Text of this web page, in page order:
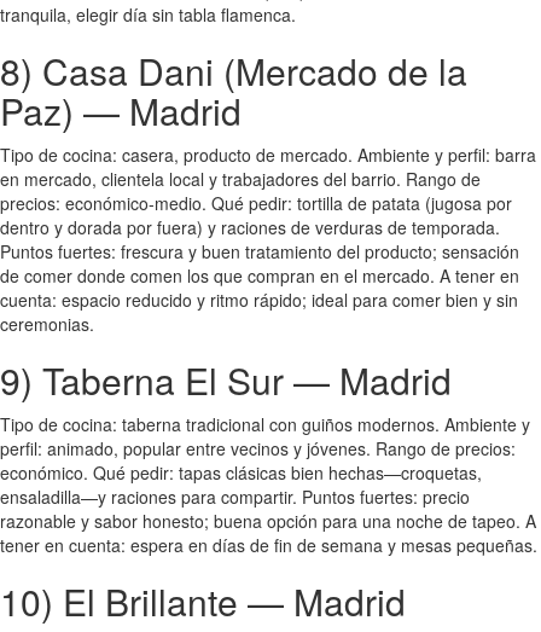
tranquila, elegir día sin tabla flamenca.
8) Casa Dani (Mercado de la
Paz) — Madrid
Tipo de cocina: casera, producto de mercado. Ambiente y perfil: barra
en mercado, clientela local y trabajadores del barrio. Rango de
precios: económico-medio. Qué pedir: tortilla de patata (jugosa por
dentro y dorada por fuera) y raciones de verduras de temporada.
Puntos fuertes: frescura y buen tratamiento del producto; sensación
de comer donde comen los que compran en el mercado. A tener en
cuenta: espacio reducido y ritmo rápido; ideal para comer bien y sin
ceremonias.
9) Taberna El Sur — Madrid
Tipo de cocina: taberna tradicional con guiños modernos. Ambiente y
perfil: animado, popular entre vecinos y jóvenes. Rango de precios:
económico. Qué pedir: tapas clásicas bien hechas—croquetas,
ensaladilla—y raciones para compartir. Puntos fuertes: precio
razonable y sabor honesto; buena opción para una noche de tapeo. A
tener en cuenta: espera en días de fin de semana y mesas pequeñas.
10) El Brillante — Madrid